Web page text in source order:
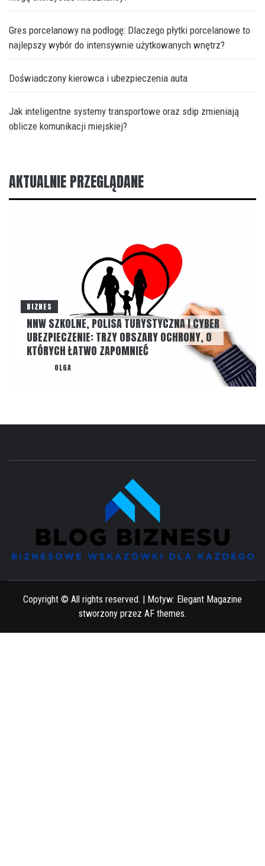
Gres porcelanowy na podłogę: Dlaczego płytki porcelanowe to
najlepszy wybór do intensywnie użytkowanych wnętrz?
Doświadczony kierowca i ubezpieczenia auta
Jak inteligentne systemy transportowe oraz sdip zmieniają
oblicze komunikacji miejskiej?
AKTUALNIE PRZEGLĄDANE
BIZNES
NNW SZKOLNE, POLISA TURYSTYCZNA I CYBER
UBEZPIECZENIE: TRZY OBSZARY OCHRONY, O
KTÓRYCH ŁATWO ZAPOMNIEĆ
OLGA
Copyright © All rights reserved. Motyw: Elegant Magazine
stworzony przez AF themes.